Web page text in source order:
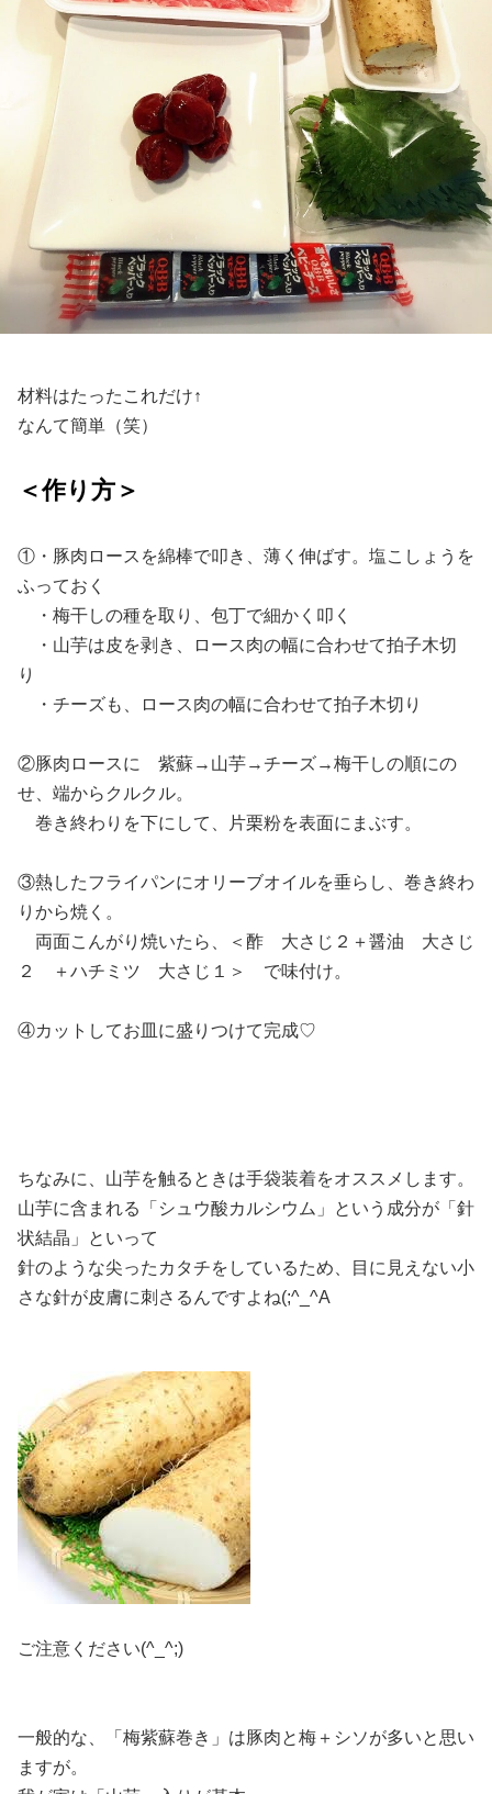
材料はたったこれだけ↑
なんて簡単（笑）
＜作り方＞
①・豚肉ロースを綿棒で叩き、薄く伸ばす。塩こしょうを
ふっておく
・梅干しの種を取り、包丁で細かく叩く
・山芋は皮を剥き、ロース肉の幅に合わせて拍子木切
り
・チーズも、ロース肉の幅に合わせて拍子木切り
②豚肉ロースに 紫蘇→山芋→チーズ→梅干しの順にの
せ、端からクルクル。
巻き終わりを下にして、片栗粉を表面にまぶす。
③熱したフライパンにオリーブオイルを垂らし、巻き終わ
りから焼く。
両面こんがり焼いたら、＜酢 大さじ２＋醤油 大さじ
２ ＋ハチミツ 大さじ１＞ で味付け。
④カットしてお皿に盛りつけて完成♡
ちなみに、山芋を触るときは手袋装着をオススメします。
山芋に含まれる「シュウ酸カルシウム」という成分が「針
状結晶」といって
針のような尖ったカタチをしているため、目に見えない小
さな針が皮膚に刺さるんですよね(;^_^A
ご注意ください(^_^;)
一般的な、「梅紫蘇巻き」は豚肉と梅＋シソが多いと思い
ますが。